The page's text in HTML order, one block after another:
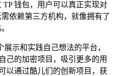
钱包，用户可以真正实现对
依赖第三方机构，就像拥有了
示和实践自己想法的平台，
己的加密项目，吸引更多的用
以通过酷儿们的创新项目，获